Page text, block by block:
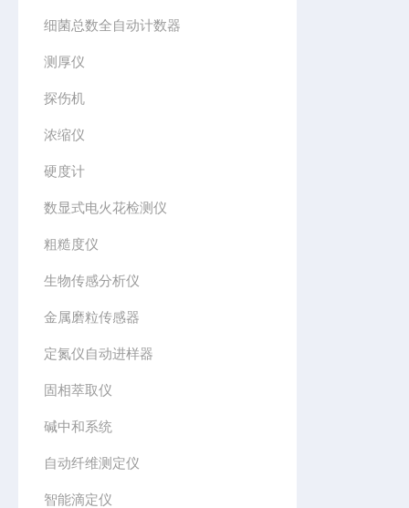
细菌总数全自动计数器
测厚仪
探伤机
浓缩仪
硬度计
数显式电火花检测仪
粗糙度仪
生物传感分析仪
金属磨粒传感器
定氮仪自动进样器
固相萃取仪
碱中和系统
自动纤维测定仪
智能滴定仪